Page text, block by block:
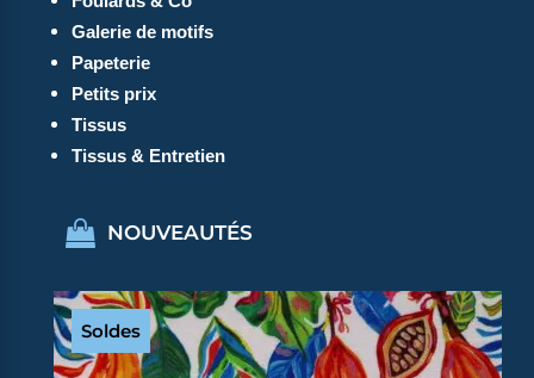
Galerie de motifs
Papeterie
Petits prix
Tissus
Tissus & Entretien
NOUVEAUTÉS
Soldes